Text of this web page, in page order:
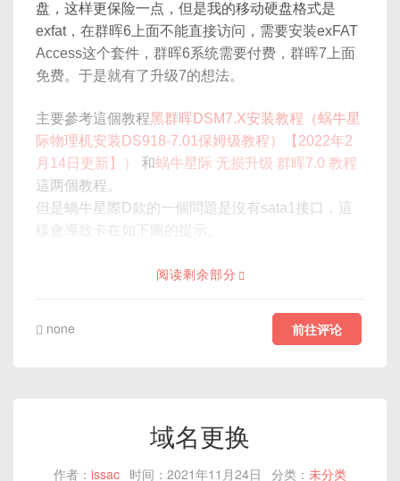
盘，这样更保险一点，但是我的移动硬盘格式是
exfat，在群晖6上面不能直接访问，需要安装exFAT
Access这个套件，群晖6系统需要付费，群晖7上面
免费。于是就有了升级7的想法。
主要參考這個教程黑群晖DSM7.X安装教程（蜗牛星
际物理机安装DS918-7.01保姆级教程）【2022年2
月14日更新】）
和蜗牛星际 无损升级 群晖7.0 教程
這两個教程。
但是蝸牛星際D款的一個問題是沒有sata1接口，這
樣會導致卡在如下圖的提示。
阅读剩余部分
none 前往评论
域名更换
作者： issac 时间：2021年11月24日 分类： 未分类